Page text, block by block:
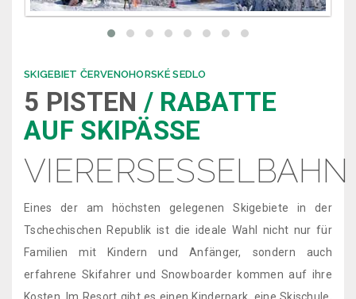
SKIGEBIET ČERVENOHORSKÉ SEDLO
5 PISTEN / RABATTE
AUF SKIPÄSSE
VIERERSESSELBAHN
Eines der am höchsten gelegenen Skigebiete in der
Tschechischen Republik ist die ideale Wahl nicht nur für
Familien mit Kindern und Anfänger, sondern auch
erfahrene Skifahrer und Snowboarder kommen auf ihre